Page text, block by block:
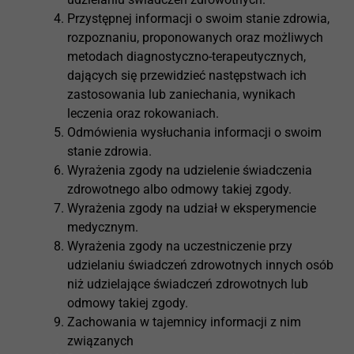
Przystępnej informacji o swoim stanie zdrowia,
rozpoznaniu, proponowanych oraz możliwych
metodach diagnostyczno-terapeutycznych,
dających się przewidzieć następstwach ich
zastosowania lub zaniechania, wynikach
leczenia oraz rokowaniach.
Odmówienia wysłuchania informacji o swoim
stanie zdrowia.
Wyrażenia zgody na udzielenie świadczenia
zdrowotnego albo odmowy takiej zgody.
Wyrażenia zgody na udział w eksperymencie
medycznym.
Wyrażenia zgody na uczestniczenie przy
udzielaniu świadczeń zdrowotnych innych osób
niż udzielające świadczeń zdrowotnych lub
odmowy takiej zgody.
Zachowania w tajemnicy informacji z nim
związanych